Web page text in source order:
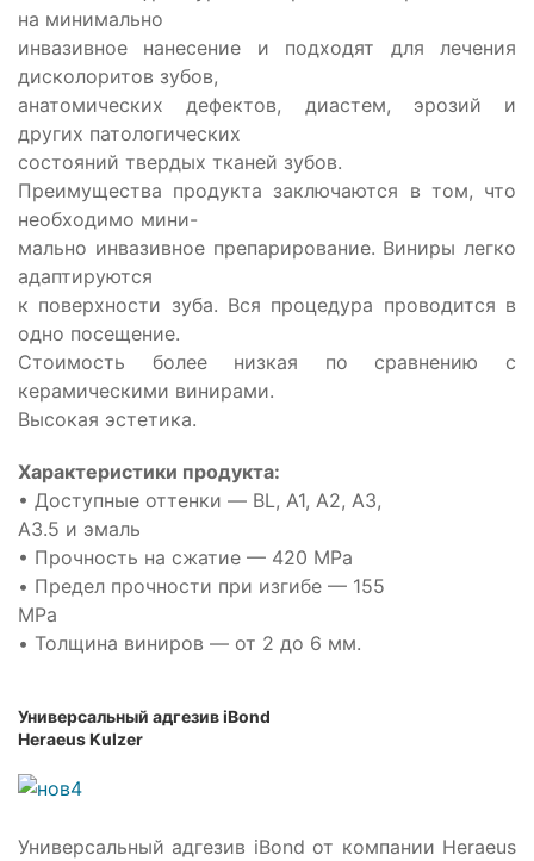
на минимально
инвазивное нанесение и подходят для лечения
дисколоритов зубов,
анатомических дефектов, диастем, эрозий и
других патологических
состояний твердых тканей зубов.
Преимущества продукта заключаются в том, что
необходимо мини-
мально инвазивное препарирование. Виниры легко
адаптируются
к поверхности зуба. Вся процедура проводится в
одно посещение.
Стоимость более низкая по сравнению с
керамическими винирами.
Высокая эстетика.
Характеристики продукта:
• Доступные оттенки — BL, A1, A2, A3,
A3.5 и эмаль
• Прочность на сжатие — 420 MPa
• Предел прочности при изгибе — 155
MPa
• Толщина виниров — от 2 до 6 мм.
Универсальный адгезив iBond
Heraeus Kulzer
Универсальный адгезив iBond от компании Heraeus